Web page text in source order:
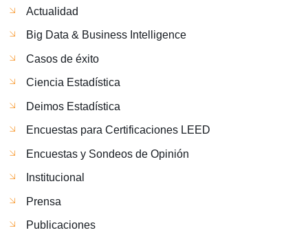
Actualidad
Big Data & Business Intelligence
Casos de éxito
Ciencia Estadística
Deimos Estadística
Encuestas para Certificaciones LEED
Encuestas y Sondeos de Opinión
Institucional
Prensa
Publicaciones